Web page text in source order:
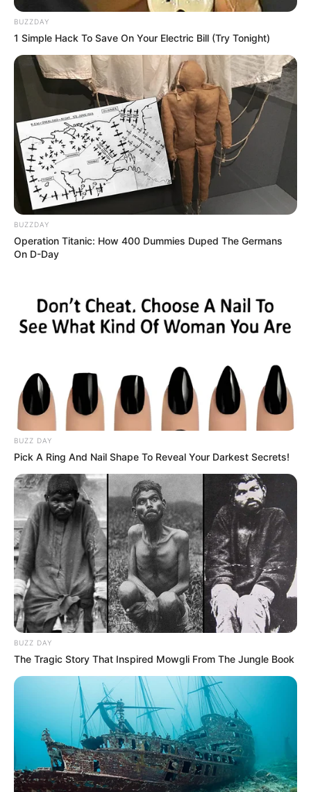
BUZZDAY
1 Simple Hack To Save On Your Electric Bill (Try Tonight)
BUZZDAY
Operation Titanic: How 400 Dummies Duped The Germans
On D-Day
BUZZ DAY
Pick A Ring And Nail Shape To Reveal Your Darkest Secrets!
BUZZ DAY
The Tragic Story That Inspired Mowgli From The Jungle Book